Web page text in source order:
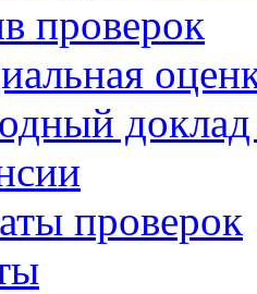
проверок
проверок